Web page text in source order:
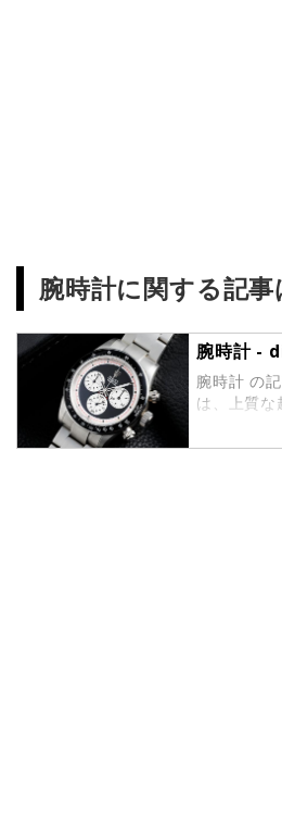
腕時計に関する記
腕時計 -
腕時計 の
は、上質な
ができる
2019年8月